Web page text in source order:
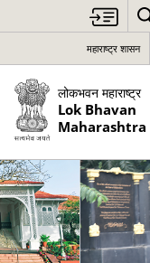
महाराष्ट्र शासन
लोकभवन महाराष्ट्र
Lok Bhavan
Maharashtra